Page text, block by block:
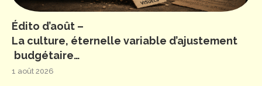
Édito d’août –
La culture, éternelle variable d’ajustement
budgétaire…
1 août 2026